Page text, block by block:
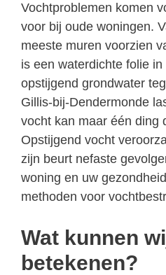
Vochtproblemen komen
voor bij oude woningen.
meeste muren voorzien
is een waterdichte folie
opstijgend grondwater
Gillis-bij-Dendermonde
vocht kan maar één ding
Opstijgend vocht
zijn beurt nefaste
woning en uw
methoden voor
Wat kunnen
betekenen?